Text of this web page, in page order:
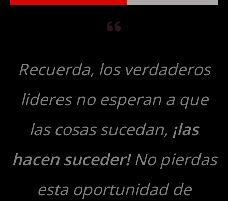
Recuerda, los verdaderos
lideres no esperan a que
las cosas sucedan, ¡las
hacen suceder!No pierdas
esta oportunidad de